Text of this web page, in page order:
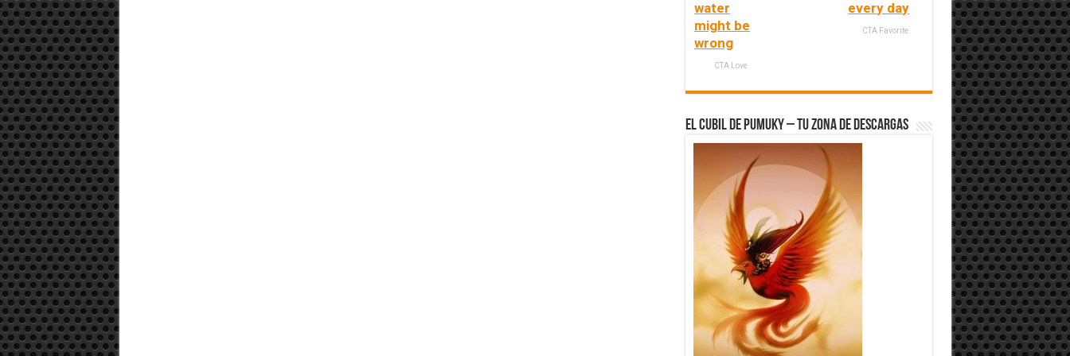
water
might be
wrong
CTA Love
every day
CTA Favorite
El Cubil de Pumuky – Tu zona de Descargas